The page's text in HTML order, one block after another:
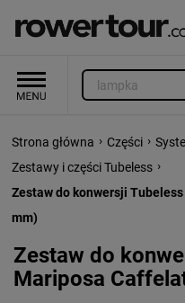
Strona główna › Części ›
Zestawy i części Tubeless ›
Zestaw do konwersji
mm)
Zestaw do
Mariposa